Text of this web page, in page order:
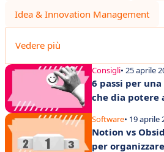
Idea & Innovation Management
Vedere più
Consigli• 25 aprile
6 passi per
che dia potere
Software• 19 aprile
Notion vs
per